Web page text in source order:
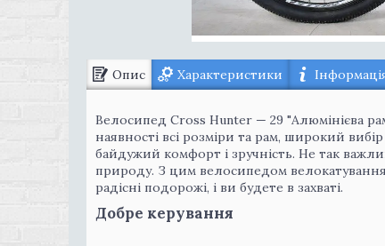
Опис Характеристики
Велосипед Cross Hunter — 29 "Алюмінієва
наявності всі розміри та рам, широкий
байдужий комфорт і зручність. Не так
природу. З цим велосипедом велокатування
радісні подорожі, і ви будете в захваті.
Добре керування